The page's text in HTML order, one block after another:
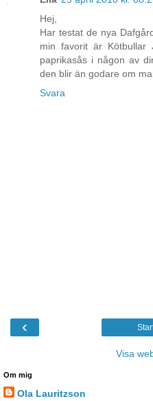
Hej,
Har testat de nya
min favorit är
paprikasås i någon av
den blir än godare om
Svara
‹
Visa
Om mig
Ola Lauritzson